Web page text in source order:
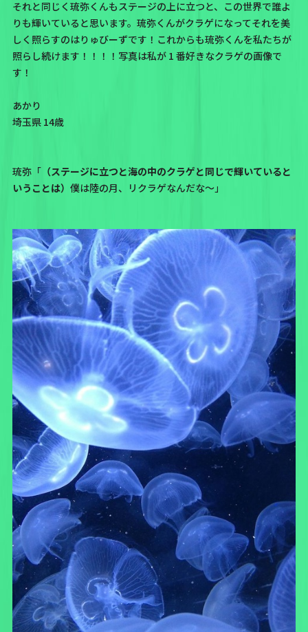
それと同じく琉弥くんもステージの上に立つと、この世界で誰よ
りも輝いていると思います。琉弥くんがクラゲになってそれを美
しく照らすのはりゅびーずです！これからも琉弥くんを私たちが
照らし続けます！！！！写真は私が 1 番好きなクラゲの画像で
す！
あかり
埼玉県 14歳
琉弥「（ステージに立つと海の中のクラゲと同じで輝いていると
いうことは） 僕は陸の月、リクラゲなんだな〜」